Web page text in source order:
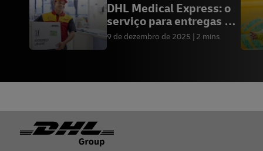
DHL Medical Express: o
serviço para entregas de
medicamentos
9 de dezembro de 2025 2 mins
Rodapé